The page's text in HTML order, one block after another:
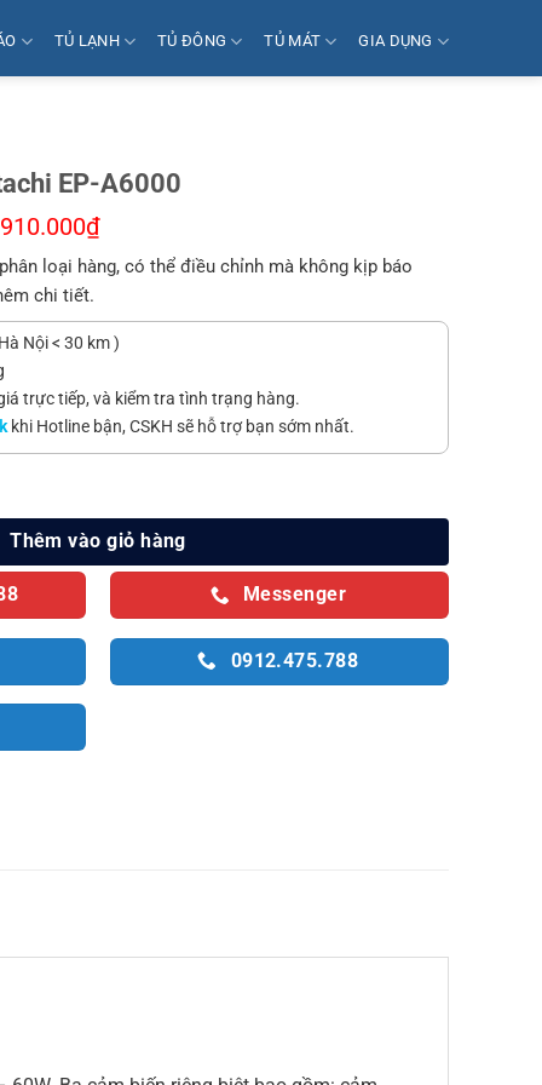
TỦ LẠNH TỦ ĐÔNG TỦ MÁT GIA DỤNG
EP-A6000
₫
loại hàng, có thể điều chỉnh mà không kịp báo
chi tiết.
Nội < 30 km )
trực tiếp, và kiểm tra tình trạng hàng.
khi Hotline bận, CSKH sẽ hỗ trợ bạn sớm nhất.
số lượng
Thêm vào giỏ hàng
Messenger
0912.475.788